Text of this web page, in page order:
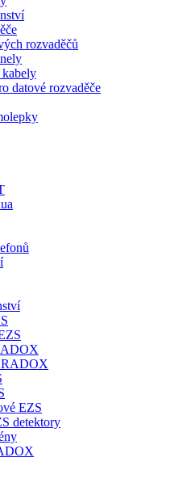
rozvaděčů
kabely
datové rozvaděče
EZS
detektory